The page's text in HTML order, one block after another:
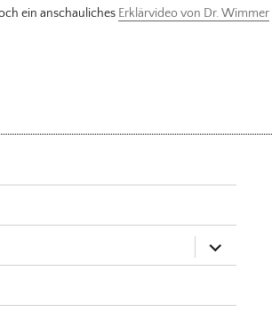
ein anschauliches Erklärvideo von Dr. Wimmer
öffnen